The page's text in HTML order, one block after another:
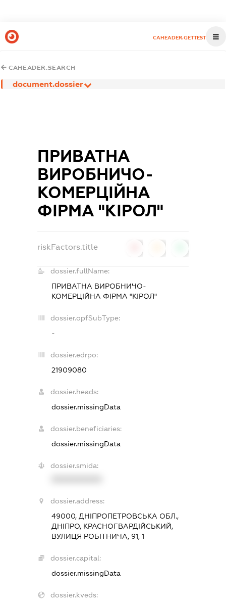
CAHEADER.GETTEST
CAHEADER.SEARCH
document.dossier
ПРИВАТНА
ВИРОБНИЧО-
КОМЕРЦІЙНА
ФІРМА "КІРОЛ"
riskFactors.title
dossier.fullName:
ПРИВАТНА ВИРОБНИЧО-
КОМЕРЦІЙНА ФІРМА "КІРОЛ"
dossier.opfSubType:
-
dossier.edrpo:
21909080
dossier.heads:
dossier.missingData
dossier.beneficiaries:
dossier.missingData
dossier.smida:
dossier.address:
49000, ДНІПРОПЕТРОВСЬКА ОБЛ.,
ДНІПРО, КРАСНОГВАРДІЙСЬКИЙ,
ВУЛИЦЯ РОБІТНИЧА, 91, 1
dossier.capital:
dossier.missingData
dossier.kveds: